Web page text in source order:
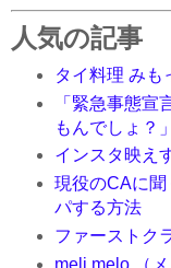
人気の記事
タイ料理 みも
「緊急事態宣
もんでしょ？
インスタ映え
現役のCAに
パする方法
ファーストク